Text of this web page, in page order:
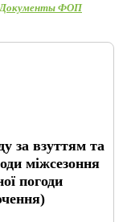
Документы ФОП
за взуттям та
міжсезоння
погоди